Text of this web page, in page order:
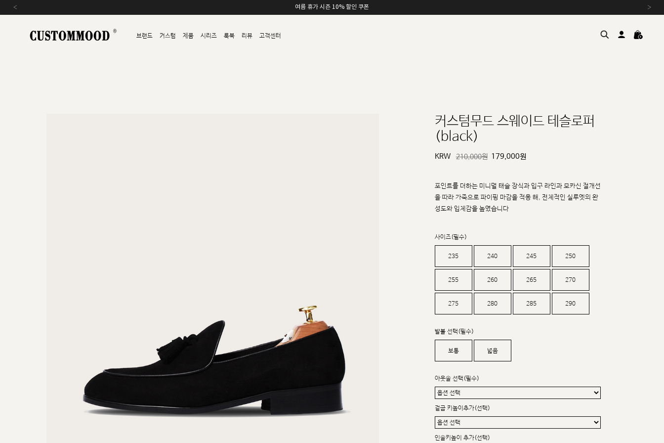
여름 휴가 시즌 10% 할인 쿠폰
‹ ›
브랜드 커스텀 제품 시리즈 룩북 리뷰 고객센터
커스텀무드 스웨이드 테슬로퍼
(black)
KRW 210,000원 179,000원
포인트를 더하는 미니멀 태슬 장식과 입구 라인과 모카신 절개선
을 따라 가죽으로 파이핑 마감을 적용 해, 전체적인 실루엣의 완
성도와 입체감을 높였습니다
사이즈(필수)
235 240 245 250
255 260 265 270
275 280 285 290
발볼 선택(필수)
보통 넓음
아웃솔 선택(필수)
겉굽 키높이추가(선택)
인솔키높이 추가(선택)